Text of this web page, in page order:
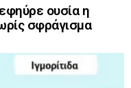
ουσία η
σφράγισμα